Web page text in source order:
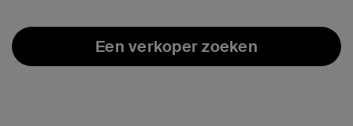
Een verkoper zoeken